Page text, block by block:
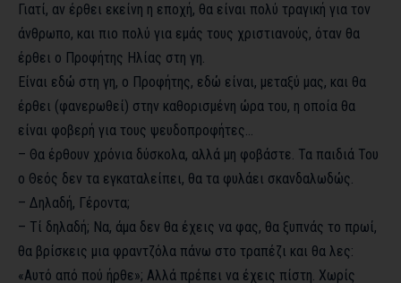
Γιατί, αν έρθει εκείνη η εποχή, θα είναι πολύ τραγική για τον
άνθρωπο, και πιο πολύ για εμάς τους χριστιανούς, όταν θα
έρθει ο Προφήτης Ηλίας στη γη.
Είναι εδώ στη γη, ο Προφήτης, εδώ είναι, μεταξύ μας, και θα
έρθει (φανερωθεί) στην καθορισμένη ώρα του, η οποία θα
είναι φοβερή για τους ψευδοπροφήτες…
– Θα έρθουν χρόνια δύσκολα, αλλά μη φοβάστε. Τα παιδιά Του
ο Θεός δεν τα εγκαταλείπει, θα τα φυλάει σκανδαλωδώς.
– Δηλαδή, Γέροντα;
– Τί δηλαδή; Να, άμα δεν θα έχεις να φας, θα ξυπνάς το πρωί,
θα βρίσκεις μια φραντζόλα πάνω στο τραπέζι και θα λες:
«Αυτό από πού ήρθε»; Αλλά πρέπει να έχεις πίστη. Χωρίς